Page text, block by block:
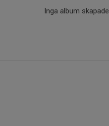
Inga album skapade